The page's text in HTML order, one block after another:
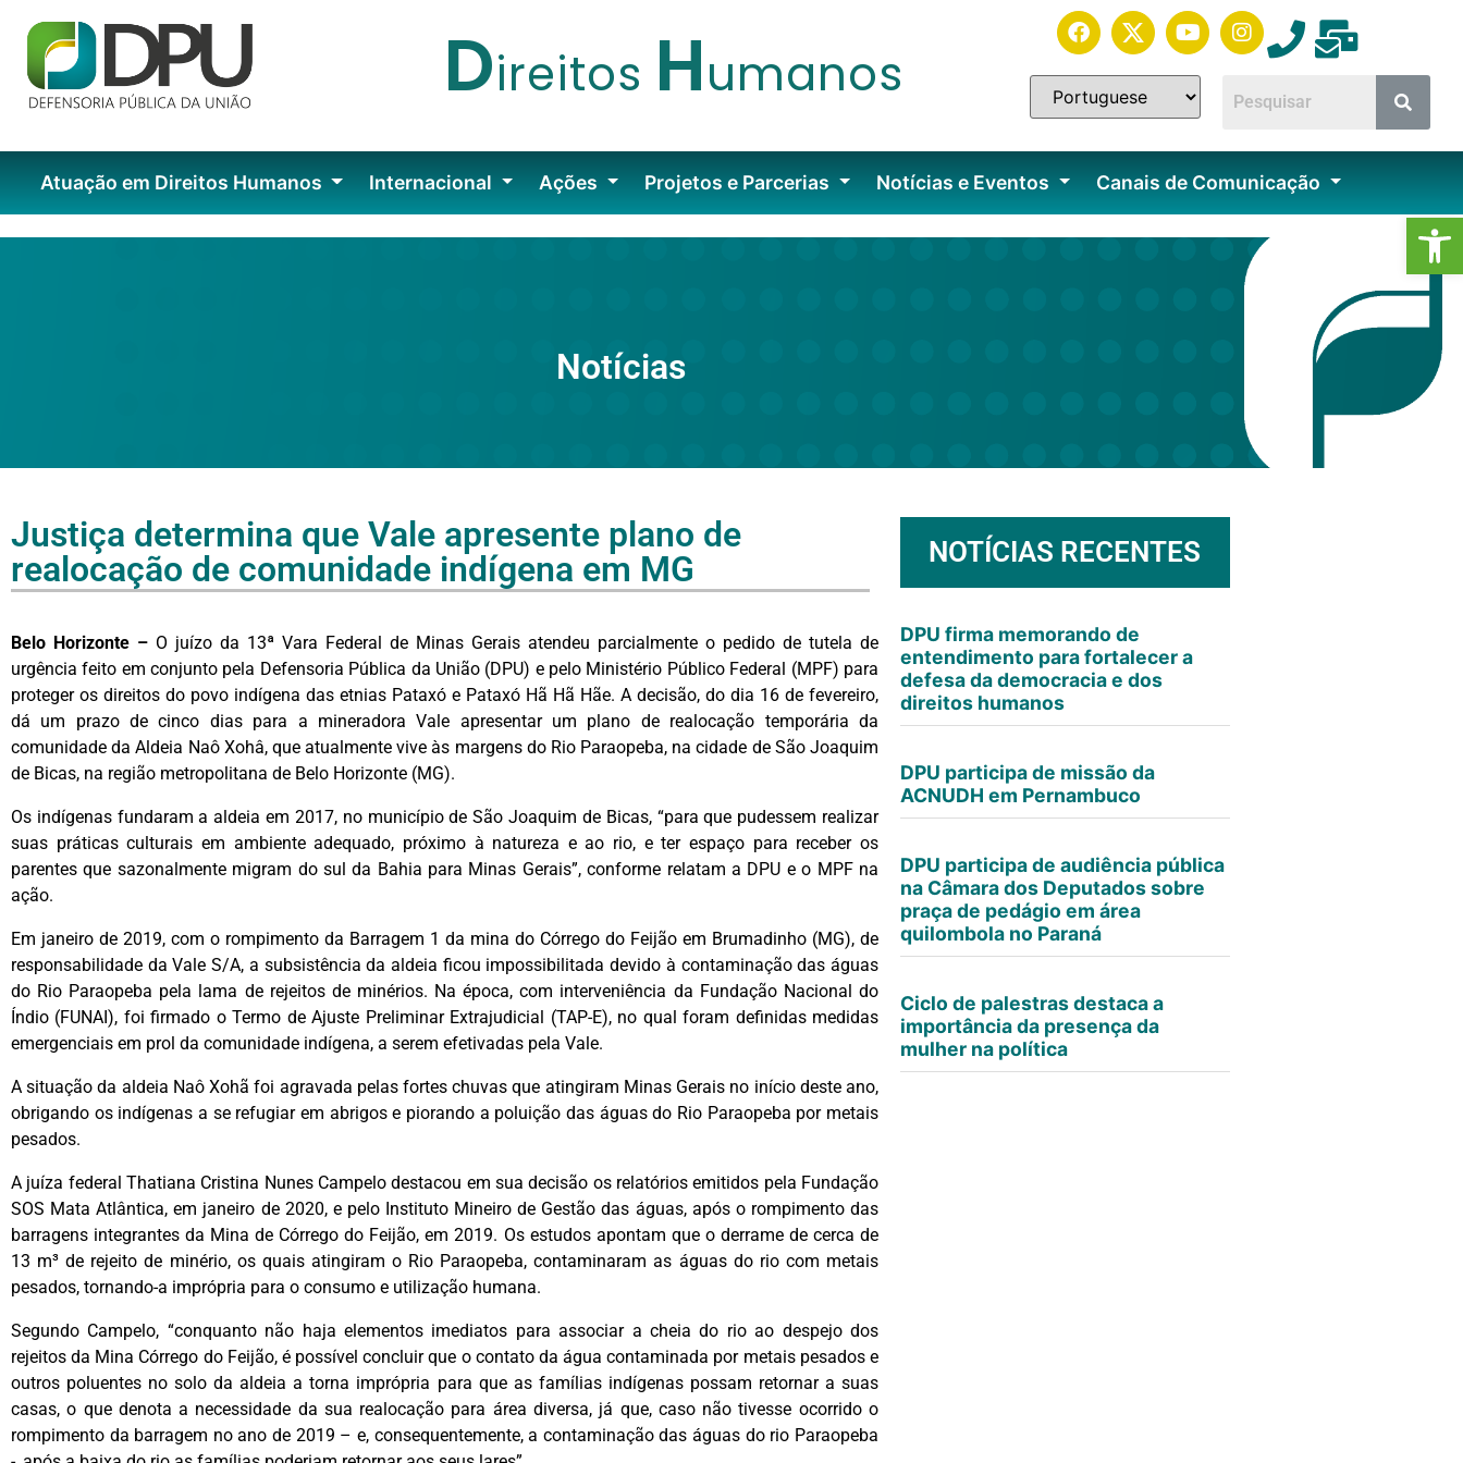
Direitos Humanos
Atuação em Direitos Humanos Internacional Ações Projetos e Parcerias Notícias e Eventos Canais de Comunicação
Notícias
Justiça determina que Vale apresente plano de
realocação de comunidade indígena em MG
Belo Horizonte – O juízo da 13ª Vara Federal de Minas Gerais atendeu parcialmente o pedido de tutela de
urgência feito em conjunto pela Defensoria Pública da União (DPU) e pelo Ministério Público Federal (MPF) para
proteger os direitos do povo indígena das etnias Pataxó e Pataxó Hã Hã Hãe. A decisão, do dia 16 de fevereiro,
dá um prazo de cinco dias para a mineradora Vale apresentar um plano de realocação temporária da
comunidade da Aldeia Naô Xohâ, que atualmente vive às margens do Rio Paraopeba, na cidade de São Joaquim
de Bicas, na região metropolitana de Belo Horizonte (MG).
Os indígenas fundaram a aldeia em 2017, no município de São Joaquim de Bicas, “para que pudessem realizar
suas práticas culturais em ambiente adequado, próximo à natureza e ao rio, e ter espaço para receber os
parentes que sazonalmente migram do sul da Bahia para Minas Gerais”, conforme relatam a DPU e o MPF na
ação.
Em janeiro de 2019, com o rompimento da Barragem 1 da mina do Córrego do Feijão em Brumadinho (MG), de
responsabilidade da Vale S/A, a subsistência da aldeia ficou impossibilitada devido à contaminação das águas
do Rio Paraopeba pela lama de rejeitos de minérios. Na época, com interveniência da Fundação Nacional do
Índio (FUNAI), foi firmado o Termo de Ajuste Preliminar Extrajudicial (TAP-E), no qual foram definidas medidas
emergenciais em prol da comunidade indígena, a serem efetivadas pela Vale.
A situação da aldeia Naô Xohã foi agravada pelas fortes chuvas que atingiram Minas Gerais no início deste ano,
obrigando os indígenas a se refugiar em abrigos e piorando a poluição das águas do Rio Paraopeba por metais
pesados.
A juíza federal Thatiana Cristina Nunes Campelo destacou em sua decisão os relatórios emitidos pela Fundação
SOS Mata Atlântica, em janeiro de 2020, e pelo Instituto Mineiro de Gestão das águas, após o rompimento das
barragens integrantes da Mina de Córrego do Feijão, em 2019. Os estudos apontam que o derrame de cerca de
13 m³ de rejeito de minério, os quais atingiram o Rio Paraopeba, contaminaram as águas do rio com metais
pesados, tornando-a imprópria para o consumo e utilização humana.
Segundo Campelo, “conquanto não haja elementos imediatos para associar a cheia do rio ao despejo dos
rejeitos da Mina Córrego do Feijão, é possível concluir que o contato da água contaminada por metais pesados e
outros poluentes no solo da aldeia a torna imprópria para que as famílias indígenas possam retornar a suas
casas, o que denota a necessidade da sua realocação para área diversa, já que, caso não tivesse ocorrido o
rompimento da barragem no ano de 2019 – e, consequentemente, a contaminação das águas do rio Paraopeba
NOTÍCIAS RECENTES
DPU firma memorando de
entendimento para fortalecer a
defesa da democracia e dos
direitos humanos
DPU participa de missão da
ACNUDH em Pernambuco
DPU participa de audiência pública
na Câmara dos Deputados sobre
praça de pedágio em área
quilombola no Paraná
Ciclo de palestras destaca a
importância da presença da
mulher na política